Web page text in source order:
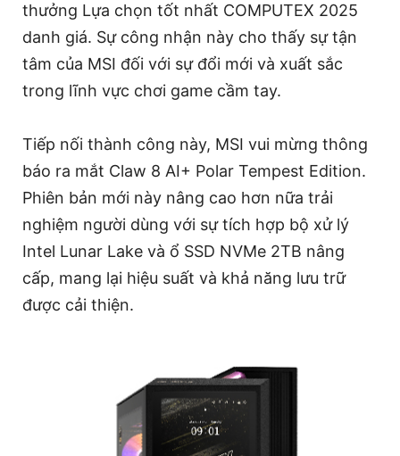
thưởng Lựa chọn tốt nhất COMPUTEX 2025
danh giá. Sự công nhận này cho thấy sự tận
tâm của MSI đối với sự đổi mới và xuất sắc
trong lĩnh vực chơi game cầm tay.
Tiếp nối thành công này, MSI vui mừng thông
báo ra mắt Claw 8 AI+ Polar Tempest Edition.
Phiên bản mới này nâng cao hơn nữa trải
nghiệm người dùng với sự tích hợp bộ xử lý
Intel Lunar Lake và ổ SSD NVMe 2TB nâng
cấp, mang lại hiệu suất và khả năng lưu trữ
được cải thiện.